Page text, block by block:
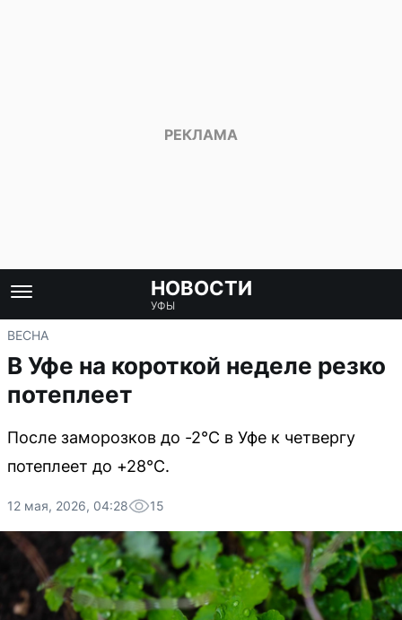
НОВОСТИ
УФЫ
ВЕСНА
В Уфе на короткой неделе резко
потеплеет
После заморозков до -2°C в Уфе к четвергу
потеплеет до +28°C.
12 мая, 2026, 04:28 15